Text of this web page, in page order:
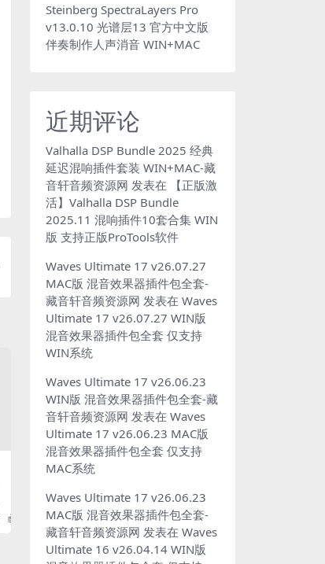
Steinberg SpectraLayers Pro
v13.0.10 光谱层13 官方中文版
伴奏制作人声消音 WIN+MAC
近期评论
Valhalla DSP Bundle 2025 经典
延迟混响插件套装 WIN+MAC-藏
音轩音频资源网 发表在
【正版激
活】Valhalla DSP Bundle
2025.11 混响插件10套合集 WIN
版 支持正版ProTools软件
Waves Ultimate 17 v26.07.27
MAC版 混音效果器插件包全套-
藏音轩音频资源网 发表在 Waves
Ultimate 17 v26.07.27 WIN版
混音效果器插件包全套 仅支持
WIN系统
Waves Ultimate 17 v26.06.23
WIN版 混音效果器插件包全套-藏
音轩音频资源网 发表在 Waves
Ultimate 17 v26.06.23 MAC版
混音效果器插件包全套 仅支持
MAC系统
Waves Ultimate 17 v26.06.23
MAC版 混音效果器插件包全套-
藏音轩音频资源网 发表在 Waves
Ultimate 16 v26.04.14 WIN版